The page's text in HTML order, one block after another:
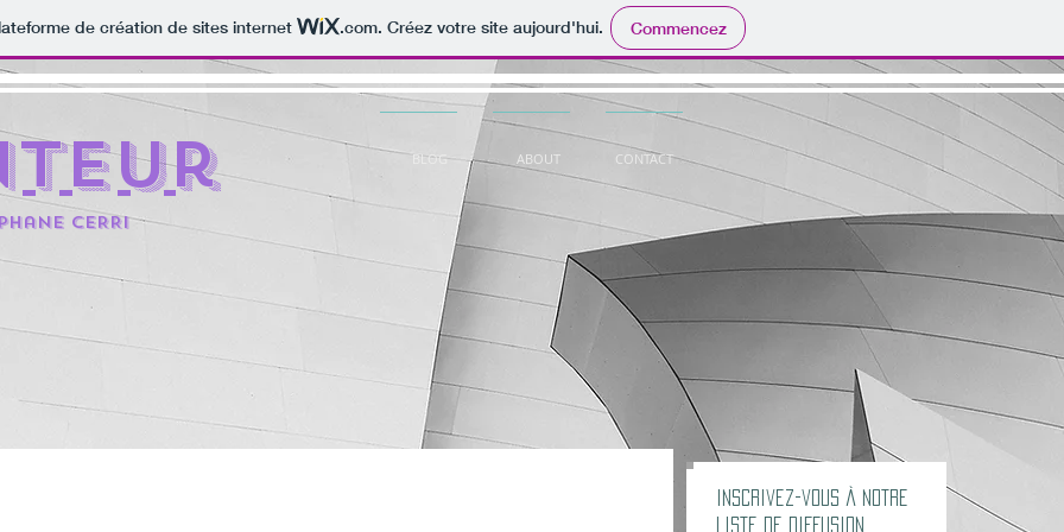
de création de sites internet .com. Créez votre site aujourd'hui. Commencez
CERRi
BLOG ABOUT CONTACT
Inscrivez-vous à notre
liste de diffusion